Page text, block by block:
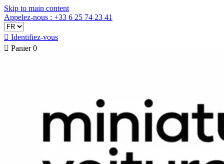
Skip to main content
Appelez-nous : +33 6 25 74 23 41
 Identifiez-vous
 Panier 0